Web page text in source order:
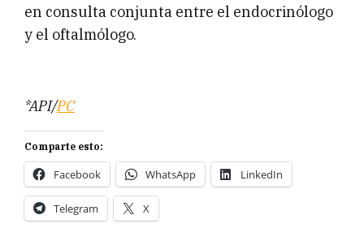
en consulta conjunta entre el endocrinólogo
y el oftalmólogo.
*API/PC
Comparte esto:
Facebook WhatsApp LinkedIn
Telegram X